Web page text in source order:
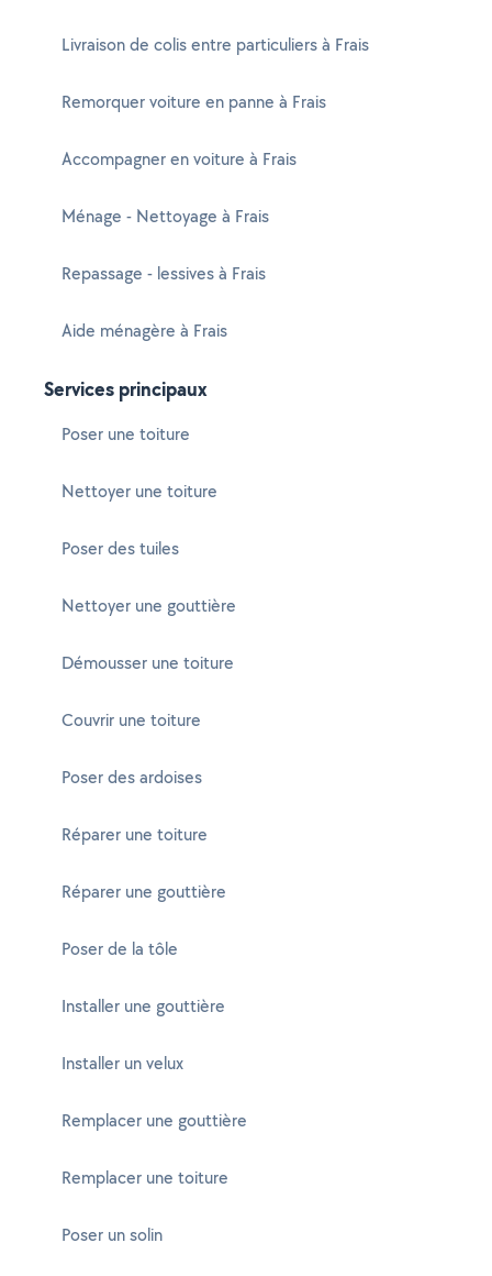
Livraison de colis entre particuliers à Frais
Remorquer voiture en panne à Frais
Accompagner en voiture à Frais
Ménage - Nettoyage à Frais
Repassage - lessives à Frais
Aide ménagère à Frais
Services principaux
Poser une toiture
Nettoyer une toiture
Poser des tuiles
Nettoyer une gouttière
Démousser une toiture
Couvrir une toiture
Poser des ardoises
Réparer une toiture
Réparer une gouttière
Poser de la tôle
Installer une gouttière
Installer un velux
Remplacer une gouttière
Remplacer une toiture
Poser un solin